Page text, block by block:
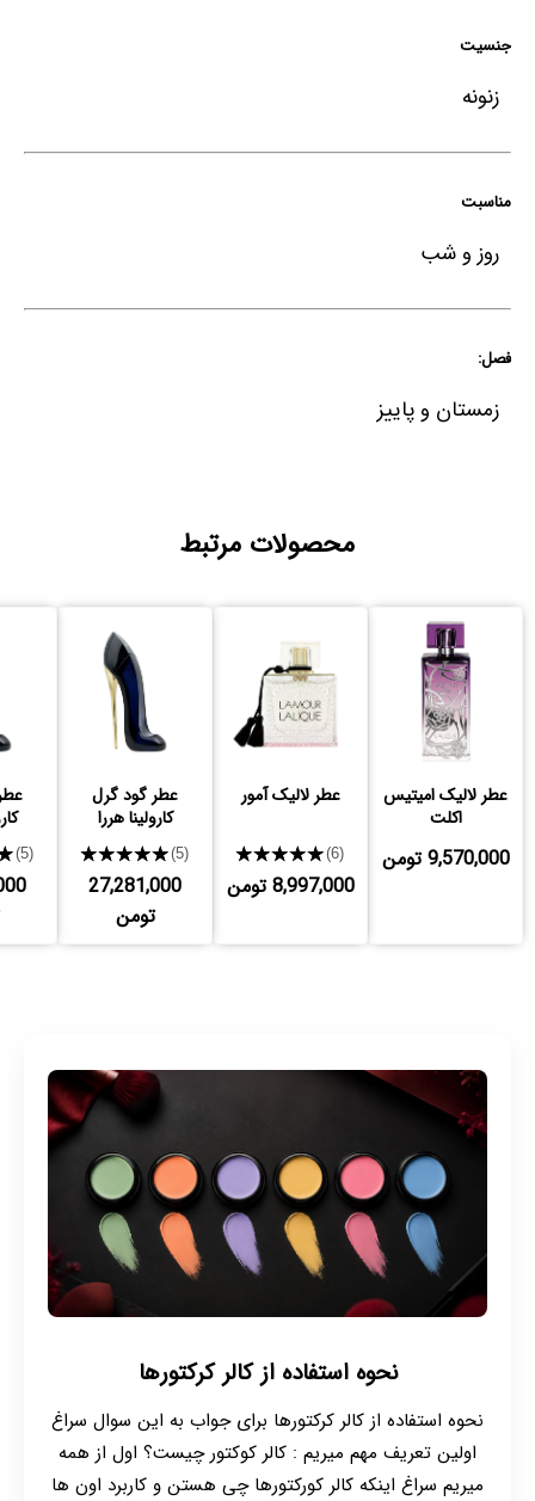
جنسیت
زنونه
مناسبت
روز و شب
فصل:
زمستان و پاییز
محصولات مرتبط
عطر لالیک امیتیس
اکلت
9,570,000 تومن
عطر لالیک آمور
★★★★★(6)
8,997,000 تومن
عطر گود گرل
کارولینا هررا
★★★★★(5)
27,281,000
تومن
(5)
نحوه استفاده از کالر کرکتورها
نحوه استفاده از کالر کرکتورها برای جواب به این سوال سراغ
اولین تعریف مهم میریم : کالر کوکتور چیست؟ اول از همه
میریم سراغ اینکه کالر کورکتورها چی هستن و کاربرد اون ها